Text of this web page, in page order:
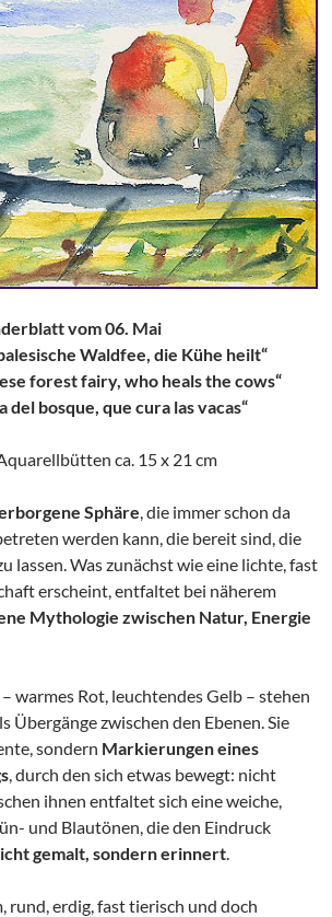
vom 06. Mai
Waldfee, die Kühe heilt“
forest fairy, who heals the cows“
del bosque, que cura las vacas“
ca. 15 x 21 cm
Sphäre , die immer schon da
werden kann, die bereit sind, die
lassen. Was zunächst wie eine lichte, fast
erscheint, entfaltet bei näherem
Mythologie zwischen Natur, Energie
warmes Rot, leuchtendes Gelb – stehen
Übergänge zwischen den Ebenen. Sie
sondern Markierungen eines
, durch den sich etwas bewegt: nicht
ihnen entfaltet sich eine weiche,
und Blautönen, die den Eindruck
gemalt, sondern erinnert
rund, erdig, fast tierisch und doch